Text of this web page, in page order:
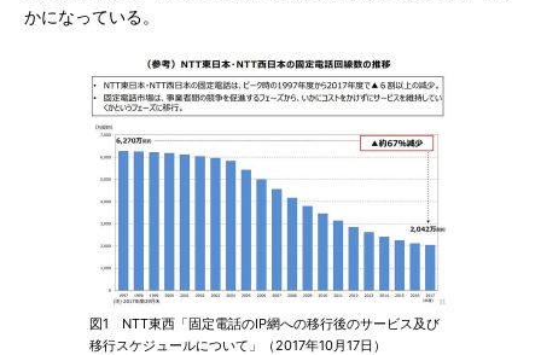
かになっている。
図1 NTT東西「固定電話のIP網への移行後のサービス及び
移行スケジュールについて」（2017年10月17日）